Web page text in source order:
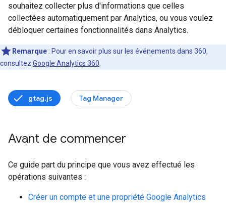
souhaitez collecter plus d'informations que celles
collectées automatiquement par Analytics, ou vous voulez
débloquer certaines fonctionnalités dans Analytics.
Remarque : Pour en savoir plus sur les événements dans 360,
consultez Google Analytics 360
gtag.js Tag Manager
Avant de commencer
Ce guide part du principe que vous avez effectué les
opérations suivantes :
Créer un compte et une propriété Google Analytics